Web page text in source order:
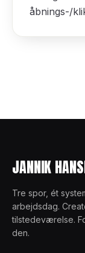
åbnings-/
JANNIK
Tre spor, ét
arbejdsdag.
tilstedeværelse.
den.